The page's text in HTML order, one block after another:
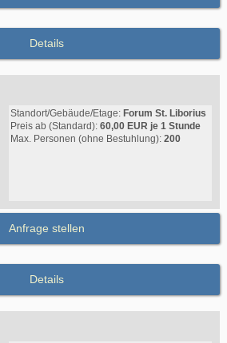
Details
Standort/Gebäude/Etage: Forum St. Liborius
Preis ab (Standard): 60,00 EUR je 1 Stunde
Max. Personen (ohne Bestuhlung): 200
Anfrage stellen
Details